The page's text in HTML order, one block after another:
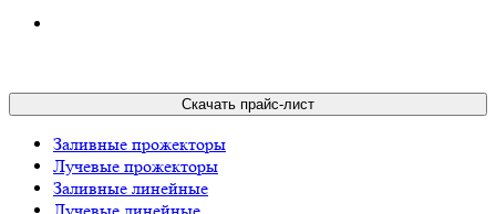
Скачать прайс-лист
Заливные прожекторы
Лучевые прожекторы
Заливные линейные